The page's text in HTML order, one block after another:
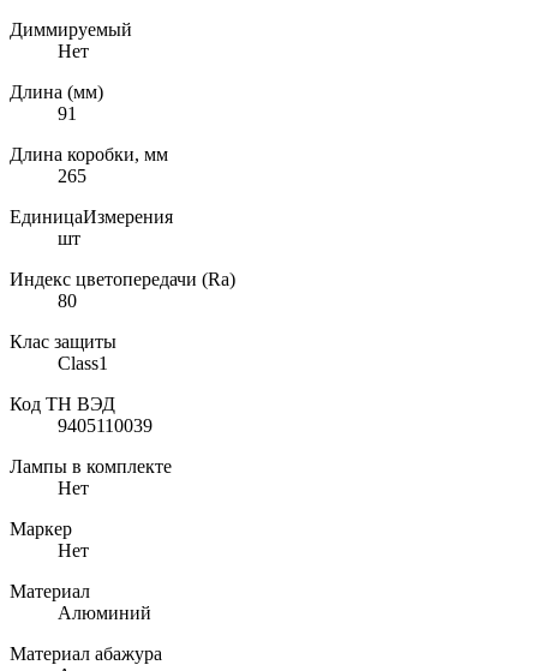
Диммируемый
Нет
Длина (мм)
91
Длина коробки, мм
265
ЕдиницаИзмерения
шт
Индекс цветопередачи (Ra)
80
Клас защиты
Class1
Код ТН ВЭД
9405110039
Лампы в комплекте
Нет
Маркер
Нет
Материал
Алюминий
Материал абажура